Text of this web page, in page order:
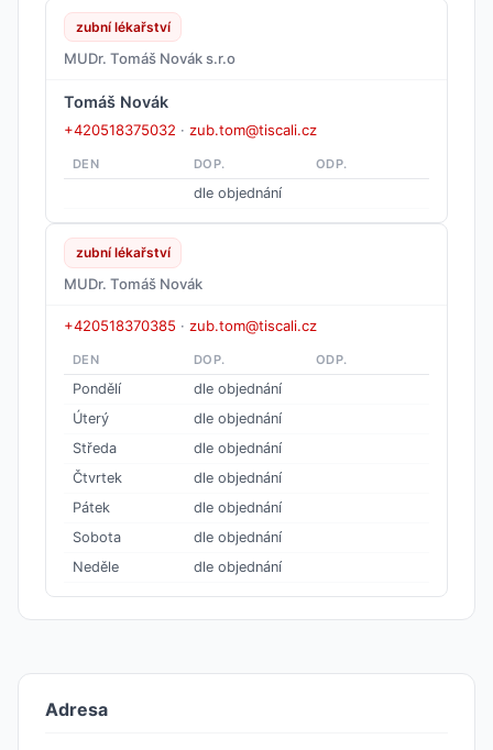
zubní lékařství
MUDr. Tomáš Novák s.r.o
Tomáš Novák
+420518375032 · zub.tom@tiscali.cz
DEN DOP. ODP.
dle objednání
zubní lékařství
MUDr. Tomáš Novák
+420518370385 · zub.tom@tiscali.cz
DEN DOP. ODP.
Pondělí
dle objednání
Úterý
dle objednání
Středa
dle objednání
Čtvrtek
dle objednání
Pátek
dle objednání
Sobota
dle objednání
Neděle
dle objednání
Adresa